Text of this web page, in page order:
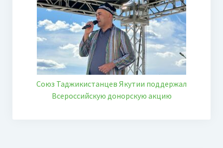
Союз Таджикистанцев Якутии поддержал
Всероссийскую донорскую акцию